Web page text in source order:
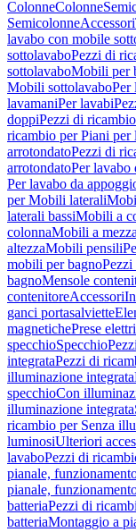
ColonneColonne
SemicolonneAccessori
lavabo con mobile
sottolavaboPezzi di
sottolavaboMobili per
Mobili sottolavaboPer
lavamaniPer lavabi
doppiPezzi di
ricambio per Piani per
arrotondatoPezzi di
arrotondatoPer lavabo
Per lavabo da
per Mobili laterali
laterali bassiMobili a
colonnaMobili a
altezzaMobili pensili
mobili per bagno
bagnoMensole
contenitoreAccessori
ganci portasalviette
magnetichePrese
specchioSpecchio
integrataPezzi di
illuminazione integrata
specchioCon
illuminazione integrata
ricambio per Senza
luminosiUlteriori
lavaboPezzi di
pianale,
pianale,
batteriaPezzi di
batteriaMontaggio a